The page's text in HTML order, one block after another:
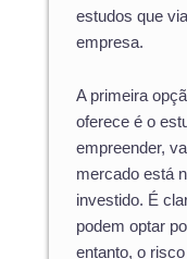
estudos que
empresa.
A primeira
oferece é o
empreender,
mercado está
investido. É
podem optar
entanto, o